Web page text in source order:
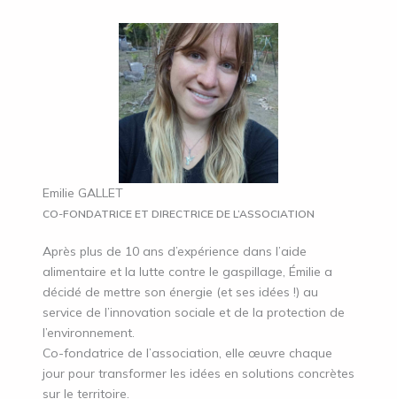
Emilie GALLET
CO-FONDATRICE ET DIRECTRICE DE L’ASSOCIATION
Après plus de 10 ans d’expérience dans l’aide
alimentaire et la lutte contre le gaspillage, Émilie a
décidé de mettre son énergie (et ses idées !) au
service de l’innovation sociale et de la protection de
l’environnement.
Co-fondatrice de l’association, elle œuvre chaque
jour pour transformer les idées en solutions concrètes
sur le territoire.